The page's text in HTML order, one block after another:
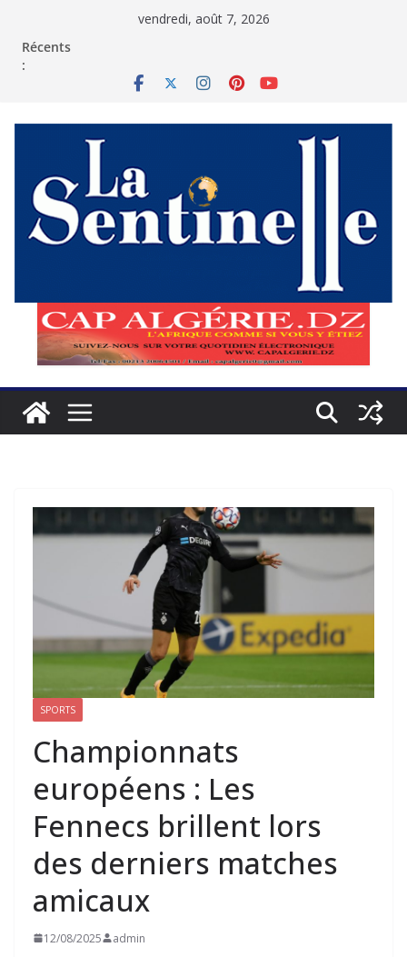
vendredi, août 7, 2026
Récents
:
SPORTS
Championnats
européens : Les
Fennecs brillent lors
des derniers matches
amicaux
12/08/2025 admin